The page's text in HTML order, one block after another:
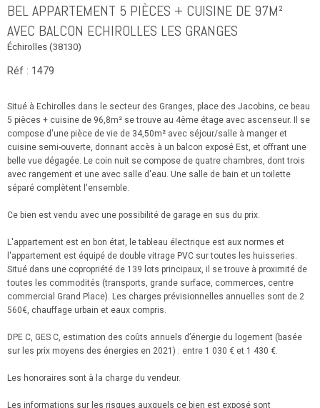
BEL APPARTEMENT 5 PIÈCES + CUISINE DE 97M²
AVEC BALCON ECHIROLLES LES GRANGES
Échirolles (38130)
Réf : 1479
Situé à Echirolles dans le secteur des Granges, place des Jacobins, ce beau
5 pièces + cuisine de 96,8m² se trouve au 4ème étage avec ascenseur. Il se
compose d'une pièce de vie de 34,50m² avec séjour/salle à manger et
cuisine semi-ouverte, donnant accès à un balcon exposé Est, et offrant une
belle vue dégagée. Le coin nuit se compose de quatre chambres, dont trois
avec rangement et une avec salle d'eau. Une salle de bain et un toilette
séparé complètent l'ensemble.
Ce bien est vendu avec une possibilité de garage en sus du prix.
L'appartement est en bon état, le tableau électrique est aux normes et
l'appartement est équipé de double vitrage PVC sur toutes les huisseries.
Situé dans une copropriété de 139 lots principaux, il se trouve à proximité de
toutes les commodités (transports, grande surface, commerces, centre
commercial Grand Place). Les charges prévisionnelles annuelles sont de 2
560€, chauffage urbain et eaux compris.
DPE C, GES C, estimation des coûts annuels d’énergie du logement (basée
sur les prix moyens des énergies en 2021) : entre 1 030 € et 1 430 €.
Les honoraires sont à la charge du vendeur.
Les informations sur les risques auxquels ce bien est exposé sont